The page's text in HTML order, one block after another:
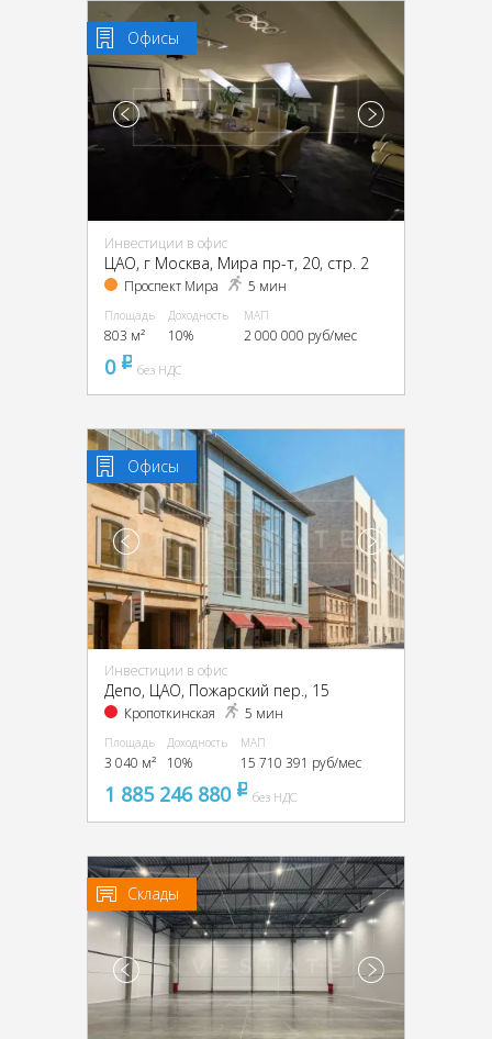
Офисы
Инвестиции в офис
ЦАО, г Москва, Мира пр-т, 20, стр. 2
Проспект Мира 5 мин
Площадь
803 м²
Доходность
10%
МАП
2 000 000 руб/мес
0 pуббез НДС
Офисы
Инвестиции в офис
Депо, ЦАО, Пожарский пер., 15
Кропоткинская 5 мин
Площадь
3 040 м²
Доходность
10%
МАП
15 710 391 руб/мес
1 885 246 880 pуббез НДС
Склады